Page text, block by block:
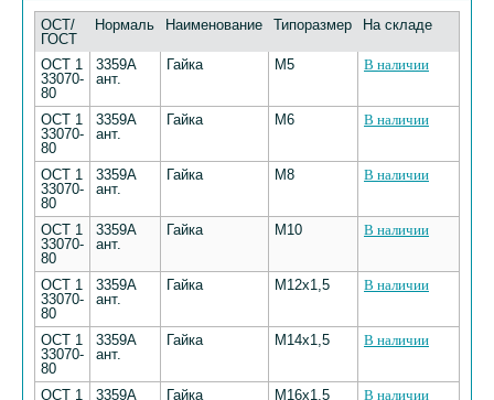
ОСТ/
ГОСТ
Нормаль Наименование Типоразмер На складе
ОСТ 1
33070-
80
3359А
ант.
Гайка М5 В наличии
ОСТ 1
33070-
80
3359А
ант.
Гайка М6 В наличии
ОСТ 1
33070-
80
3359А
ант.
Гайка М8 В наличии
ОСТ 1
33070-
80
3359А
ант.
Гайка М10 В наличии
ОСТ 1
33070-
80
3359А
ант.
Гайка М12х1,5 В наличии
ОСТ 1
33070-
80
3359А
ант.
Гайка М14х1,5 В наличии
ОСТ 1
3359А
Гайка М16х1,5 В наличии